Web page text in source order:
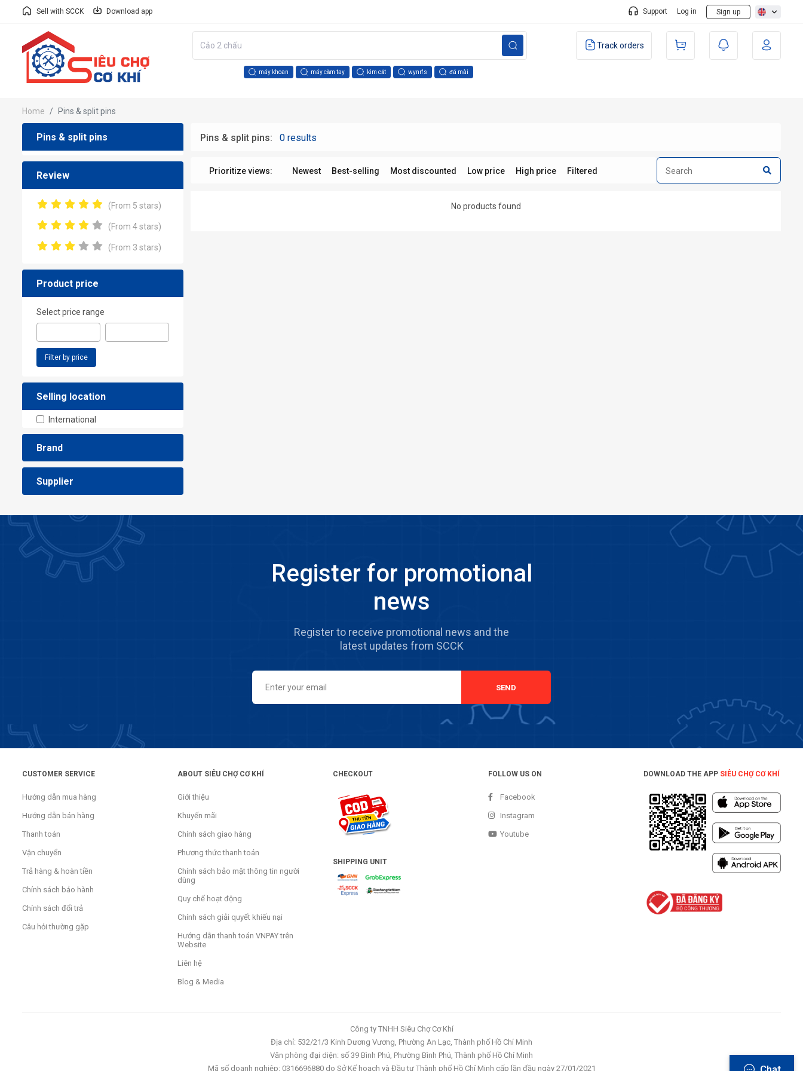
Sell with SCCK Download app Support Log in Sign up
máy khoan máy cầm tay kìm cắt wynn's đá mài
Track orders
Home Pins & split pins
Pins & split pins
Review
(From 5 stars)
(From 4 stars)
(From 3 stars)
Product price
Select price range
Filter by price
Selling location
International
Brand
Supplier
Pins & split pins: 0 results
Prioritize views: Newest Best-selling Most discounted Low price High price Filtered
No products found
Register for promotional
news
Register to receive promotional news and the
latest updates from SCCK
SEND
CUSTOMER SERVICE
Hướng dẫn mua hàng
Hướng dẫn bán hàng
Thanh toán
Vận chuyển
Trả hàng & hoàn tiền
Chính sách bảo hành
Chính sách đổi trả
Câu hỏi thường gặp
ABOUT SIÊU CHỢ CƠ KHÍ
Giới thiệu
Khuyến mãi
Chính sách giao hàng
Phương thức thanh toán
Chính sách bảo mật thông tin người
dùng
Quy chế hoạt động
Chính sách giải quyết khiếu nại
Hướng dẫn thanh toán VNPAY trên
Website
Liên hệ
Blog & Media
CHECKOUT
SHIPPING UNIT
FOLLOW US ON
Facebook
Instagram
Youtube
DOWNLOAD THE APP SIÊU CHỢ CƠ KHÍ
Công ty TNHH Siêu Chợ Cơ Khí
Địa chỉ: 532/21/3 Kinh Dương Vương, Phường An Lạc, Thành phố Hồ Chí Minh
Văn phòng đại diện: số 39 Bình Phú, Phường Bình Phú, Thành phố Hồ Chí Minh
Mã số doanh nghiệp: 0316696880 do Sở Kế hoạch và Đầu tư Thành phố Hồ Chí Minh cấp lần đầu ngày 27/01/2021